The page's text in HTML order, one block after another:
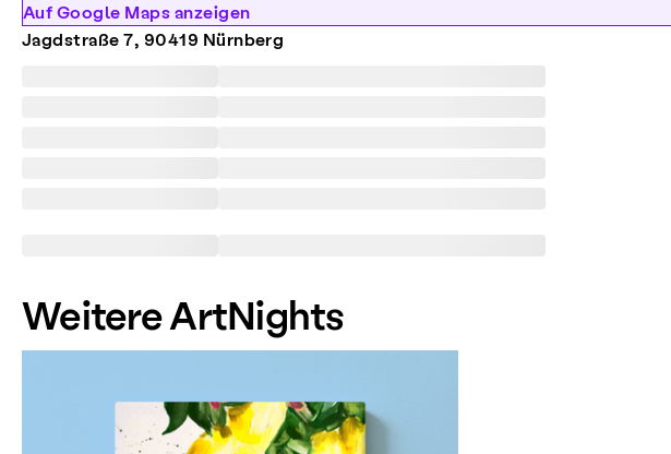
Auf Google Maps anzeigen
Jagdstraße 7, 90419 Nürnberg
Weitere ArtNights